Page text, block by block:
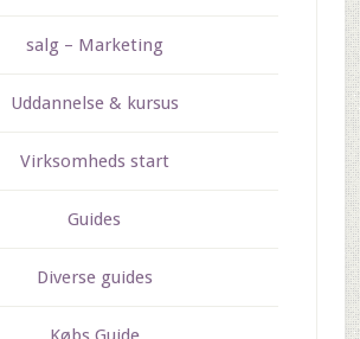
salg – Marketing
Uddannelse & kursus
Virksomheds start
Guides
Diverse guides